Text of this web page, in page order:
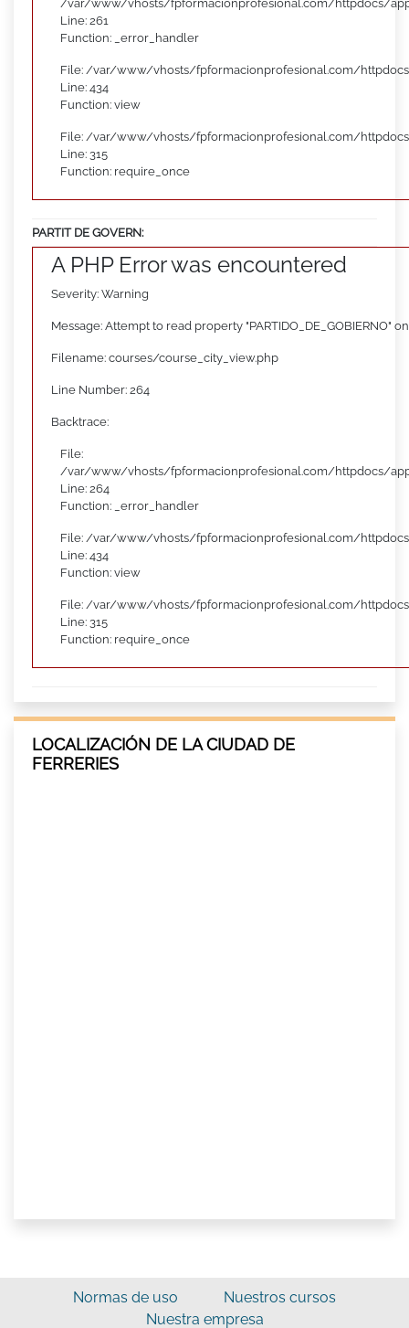
/var/www/vhosts/fpformacionprofesional.com/httpdocs/
Line: 261
Function: _error_handler
File: /var/www/vhosts/fpformacionprofesional.com/
Line: 434
Function: view
File: /var/www/vhosts/fpformacionprofesional.com/
Line: 315
Function: require_once
PARTIT DE GOVERN:
A PHP Error was encountered
Severity: Warning
Message: Attempt to read property "PARTIDO_DE_GOBIERNO"
Filename: courses/course_city_view.php
Line Number: 264
Backtrace:
File:
/var/www/vhosts/fpformacionprofesional.com/httpdocs/
Line: 264
Function: _error_handler
File: /var/www/vhosts/fpformacionprofesional.com/
Line: 434
Function: view
File: /var/www/vhosts/fpformacionprofesional.com/
Line: 315
Function: require_once
LOCALIZACIÓN DE LA CIUDAD DE
FERRERIES
Normas de uso
Nuestros cursos
Nuestra empresa